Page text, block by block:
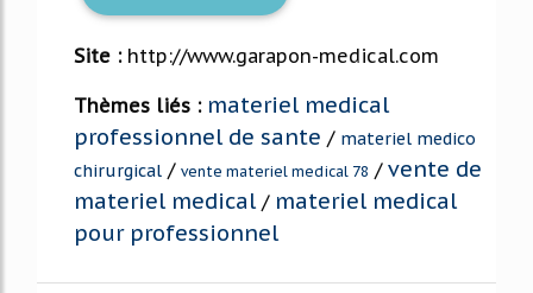
Site : http://www.garapon-medical.com
Thèmes liés : materiel medical
professionnel de sante / materiel medico
chirurgical / vente materiel medical 78 / vente de
materiel medical / materiel medical
pour professionnel